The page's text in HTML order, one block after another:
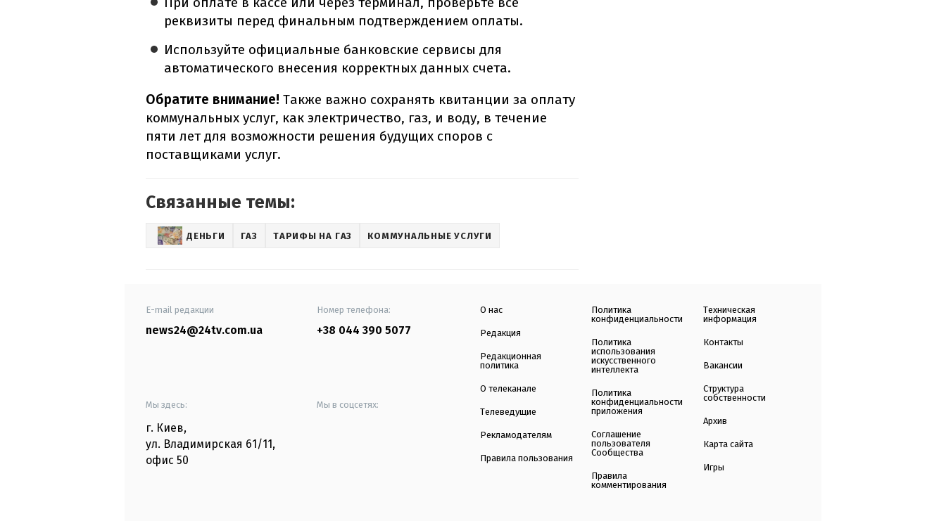
реквизиты перед финальным подтверждением оплаты.
Используйте официальные банковские сервисы для
автоматического внесения корректных данных счета.
Обратите внимание! Также важно сохранять квитанции за оплату
коммунальных услуг, как электричество, газ, и воду, в течение
пяти лет для возможности решения будущих споров с
поставщиками услуг.
Связанные темы:
ДЕНЬГИ ГАЗ ТАРИФЫ НА ГАЗ КОММУНАЛЬНЫЕ УСЛУГИ
E-mail редакции
news24@24tv.com.ua
Номер телефона:
+38 044 390 5077
Мы здесь:
г. Киев,
ул. Владимирская 61/11,
офис 50
Мы в соцсетях:
О нас
Редакция
Редакционная
политика
О телеканале
Телеведущие
Рекламодателям
Правила пользования
Политика
конфиденциальности
Политика
использования
искусственного
интеллекта
Политика
конфиденциальности
приложения
Соглашение
пользователя
Сообщества
Правила
комментирования
Техническая
информация
Контакты
Вакансии
Структура
собственности
Архив
Карта сайта
Игры